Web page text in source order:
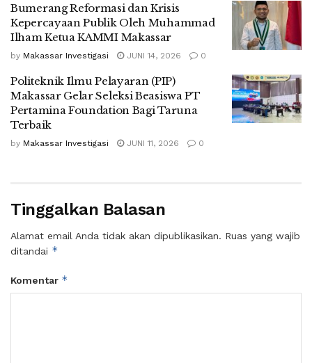
Bumerang Reformasi dan Krisis
Kepercayaan Publik Oleh Muhammad
Ilham Ketua KAMMI Makassar
by Makassar Investigasi JUNI 14, 2026 0
Politeknik Ilmu Pelayaran (PIP)
Makassar Gelar Seleksi Beasiswa PT
Pertamina Foundation Bagi Taruna
Terbaik
by Makassar Investigasi JUNI 11, 2026 0
Tinggalkan Balasan
Alamat email Anda tidak akan dipublikasikan. Ruas yang wajib
ditandai *
Komentar *